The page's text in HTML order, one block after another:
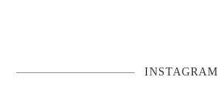
INSTAGRAM